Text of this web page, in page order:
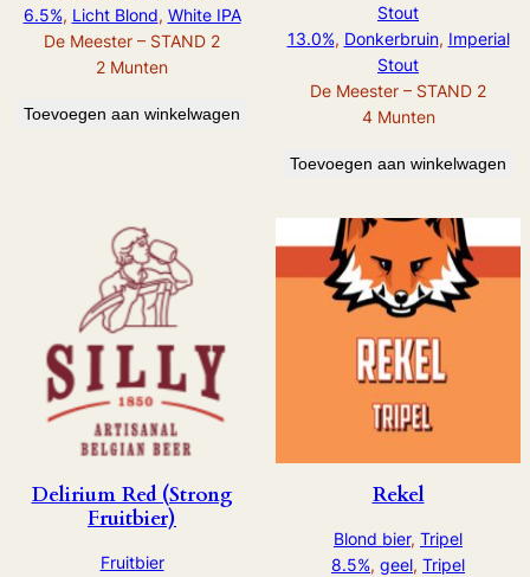
6.5%, Licht Blond, White IPA
De Meester – STAND 2
2 Munten
Toevoegen aan winkelwagen
Stout
13.0%, Donkerbruin, Imperial
Stout
De Meester – STAND 2
4 Munten
Toevoegen aan winkelwagen
Delirium Red (Strong
Fruitbier)
Fruitbier
Rekel
Blond bier, Tripel
8.5%, geel, Tripel